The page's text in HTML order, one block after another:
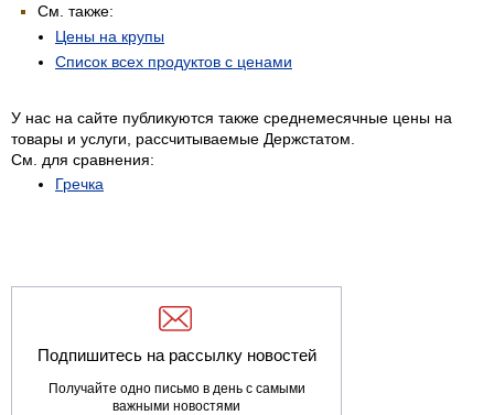
См. также:
Цены на крупы
Список всех продуктов с ценами
У нас на сайте публикуются также среднемесячные цены на
товары и услуги, рассчитываемые Держстатом.
См. для сравнения:
Гречка
Подпишитесь на рассылку новостей
Получайте одно письмо в день с самыми
важными новостями